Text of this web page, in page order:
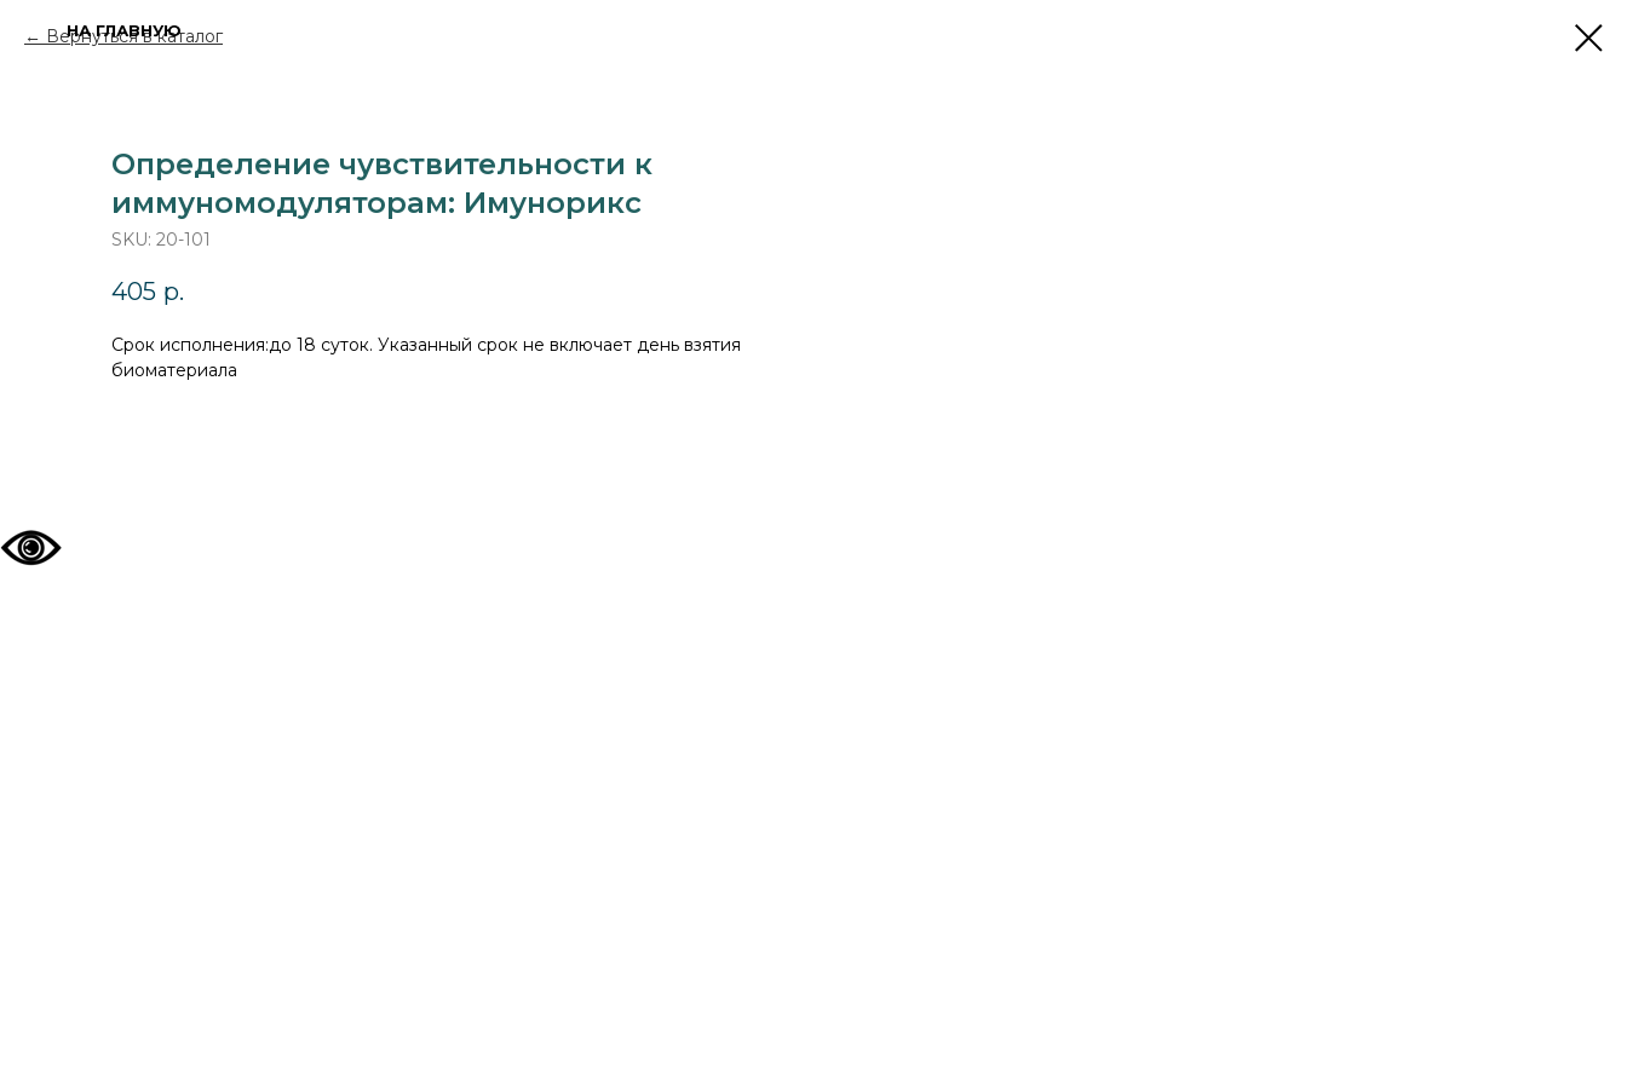
Вернуться в каталог
Определение чувствительности к
иммуномодуляторам: Имунорикс
SKU: 20-101
405 р.
Cрок исполнения:до 18 суток. Указанный срок не включает день взятия
биоматериала
НА ГЛАВНУЮ